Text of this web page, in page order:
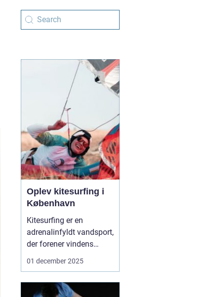
Oplev kitesurfing i
København
Kitesurfing er en
adrenalinfyldt vandsport,
der forener vindens
kræfter med vands
aktivitet i København.
01 december 2025